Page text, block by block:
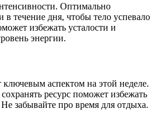
Оптимально
в течение дня, чтобы тело успевало
избежать усталости и
энергии.
ключевым аспектом на этой неделе.
ресурс поможет избежать
забывайте про время для отдыха.